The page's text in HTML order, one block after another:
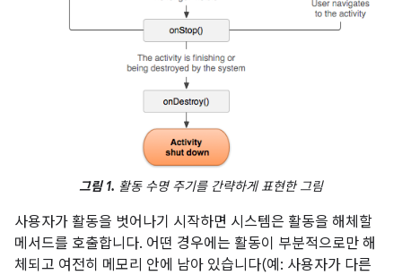
그림 1. 활동 수명 주기를 간략하게 표현한 그림
사용자가 활동을 벗어나기 시작하면 시스템은 활동을 해체할
메서드를 호출합니다. 어떤 경우에는 활동이 부분적으로만 해
체되고 여전히 메모리 안에 남아 있습니다(예: 사용자가 다른